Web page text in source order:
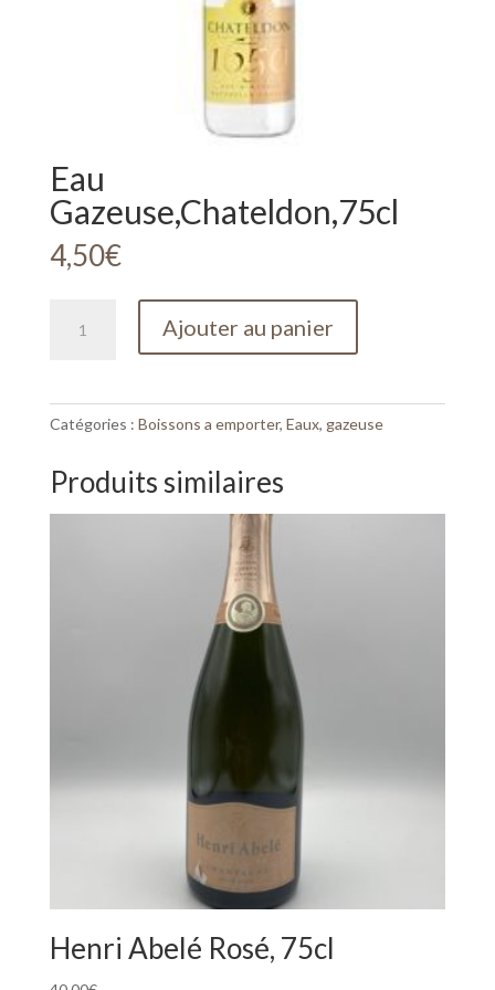
Eau
Gazeuse,Chateldon,75cl
4,50€
Ajouter au panier
Catégories : Boissons a emporter, Eaux, gazeuse
Produits similaires
Henri Abelé Rosé, 75cl